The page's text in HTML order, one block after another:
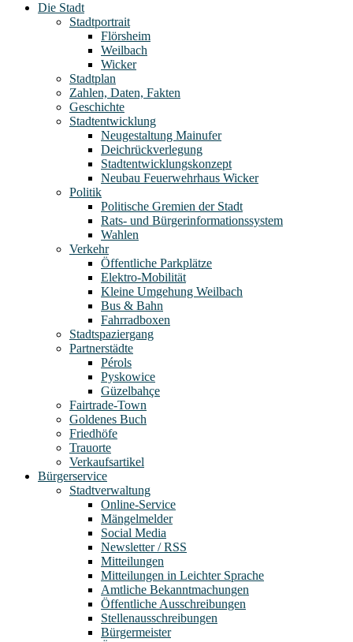
Die Stadt
Stadtportrait
Flörsheim
Weilbach
Wicker
Stadtplan
Zahlen, Daten, Fakten
Geschichte
Stadtentwicklung
Neugestaltung Mainufer
Deichrückverlegung
Stadtentwicklungskonzept
Neubau Feuerwehrhaus Wicker
Politik
Politische Gremien der Stadt
Rats- und Bürgerinformationssystem
Wahlen
Verkehr
Öffentliche Parkplätze
Elektro-Mobilität
Kleine Umgehung Weilbach
Bus & Bahn
Fahrradboxen
Stadtspaziergang
Partnerstädte
Pérols
Pyskowice
Güzelbahçe
Fairtrade-Town
Goldenes Buch
Friedhöfe
Trauorte
Verkaufsartikel
Bürgerservice
Stadtverwaltung
Online-Service
Mängelmelder
Social Media
Newsletter / RSS
Mitteilungen
Mitteilungen in Leichter Sprache
Amtliche Bekanntmachungen
Öffentliche Ausschreibungen
Stellenausschreibungen
Bürgermeister